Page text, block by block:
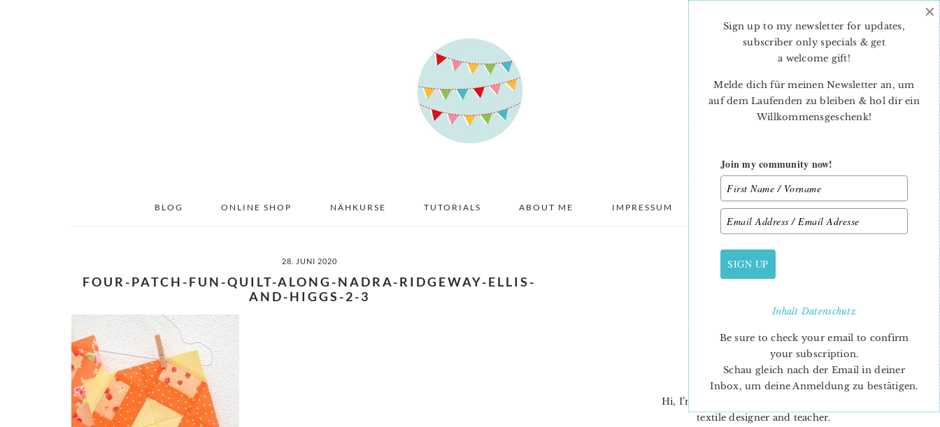
BLOG ONLINE SHOP NÄHKURSE TUTORIALS ABOUT ME IMPRESSUM DATENSCHUTZ
28. JUNI 2020
FOUR-PATCH-FUN-QUILT-ALONG-NADRA-RIDGEWAY-ELLIS-
AND-HIGGS-2-3
PRIMARY
SIDEBAR
Hi, I’m Nadra. I’m a quilt pattern designer,
textile designer and teacher.
Sign up to my newsletter for updates,
subscriber only specials & get
a welcome gift!
Melde dich für meinen Newsletter an, um
auf dem Laufenden zu bleiben & hol dir ein
Willkommensgeschenk!
Join my community now!
SIGN UP
InhaltDatenschutz
Be sure to check your email to confirm
your subscription.
Schau gleich nach der Email in deiner
Inbox, um deine Anmeldung zu bestätigen.
×